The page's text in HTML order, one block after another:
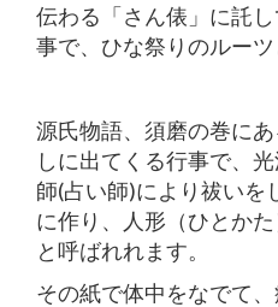
伝わる「さん俵」に託
事で、ひな祭りのルーツ
源氏物語、須磨の巻に
しに出てくる行事で、
師(占い師)により祓いを
に作り、人形（ひとかた
と呼ばれれます。
その紙で体中をなでて